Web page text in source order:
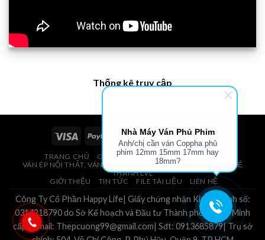
Thống kê truy cập
TRANG CHỦ
GIÁ VÁN PHỦ PHIM, VÁN COPPHA
VÁN ÉP NỘI THẤT, VÁN ÉP BAO BÌ, VÁN SOFA, PALLETS, VÁN SẺ
THANH LVL
GIỚI THIỆU
TIN TỨC FILE TÀI LIỆU LIÊN HỆ
Công Ty Cổ Phần Happy Life| Giấy chứng nhận Kinh Doanh số:
0314218790 do Sở Kế hoạch và Đầu tư Thành phố Hồ Chí Minh
cấp.| Email: Thepcuong99@gmail.com| Sđt: 0913685879| Trụ sở
Nhà Máy Ván Phủ Phim
Anh/chị cần ván Coppha phủ
phim 12mm 15mm 17mm hay
18mm?